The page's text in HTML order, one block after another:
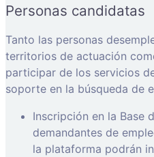
Personas candidatas
Tanto las personas
territorios de actuación
participar de los servicios
soporte en la búsqueda de
Inscripción en la Base
demandantes de
la plataforma podrán